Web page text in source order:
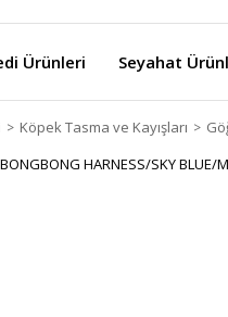
Ürünleri Seyahat
Köpek Tasma ve Kayışları